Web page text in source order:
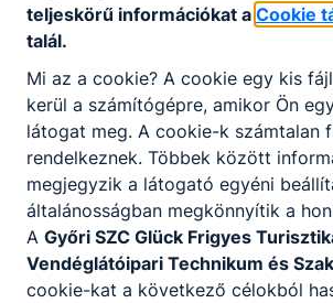
Atlétika diákolimpia megyei döntő
Győrben rendezték az atlétika
döntőjét. Iskolánk tanulói
versenyen.
2026. máj. 5. Vezetőség
teljeskörű információkat a Cookie
talál.
Mi az a cookie? A cookie egy kis
kerül a számítógépre, amikor Ön
látogat meg. A cookie-k számtalan
rendelkeznek. Többek között
megjegyzik a látogató egyéni
általánosságban megkönnyítik a
A Győri SZC Glück Frigyes
Vendéglátóipari Technikum és
cookie-kat a következő célokból